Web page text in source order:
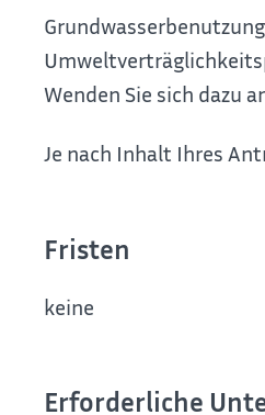
Wenden Sie sich dazu
Je nach Inhalt Ihres
Fristen
keine
Erforderliche